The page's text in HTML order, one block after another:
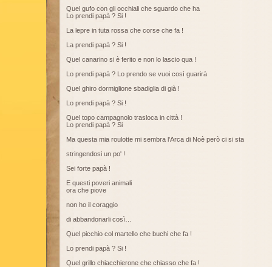
Quel gufo con gli occhiali che sguardo che ha
Lo prendi papà ? Si !
La lepre in tuta rossa che corse che fa !
La prendi papà ? Si !
Quel canarino si è ferito e non lo lascio qua !
Lo prendi papà ? Lo prendo se vuoi così guarirà
Quel ghiro dormiglione sbadiglia di già !
Lo prendi papà ? Si !
Quel topo campagnolo trasloca in città !
Lo prendi papà ? Si
Ma questa mia roulotte mi sembra l'Arca di Noè però ci si sta
stringendosi un po' !
Sei forte papà !
E questi poveri animali
ora che piove
non ho il coraggio
di abbandonarli così…
Quel picchio col martello che buchi che fa !
Lo prendi papà ? Si !
Quel grillo chiacchierone che chiasso che fa !